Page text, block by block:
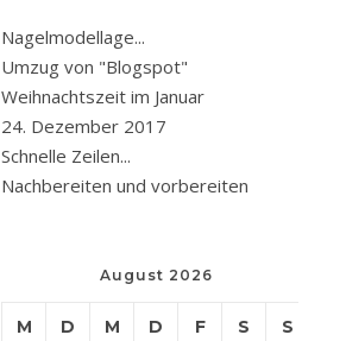
Nagelmodellage...
Umzug von "Blogspot"
Weihnachtszeit im Januar
24. Dezember 2017
Schnelle Zeilen...
Nachbereiten und vorbereiten
August 2026
M D M D F S S